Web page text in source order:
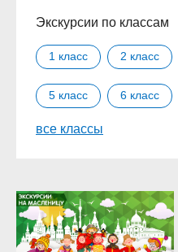
Экскурсии по классам
1 класс 2 класс
5 класс 6 класс
9 класс
все классы